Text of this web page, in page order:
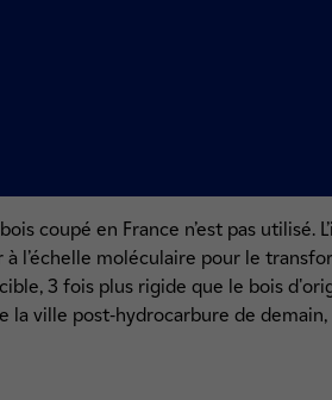
coupé en France n’est pas
à l’échelle moléculaire pour le
3 fois plus rigide que le bois
la ville post-hydrocarbure de